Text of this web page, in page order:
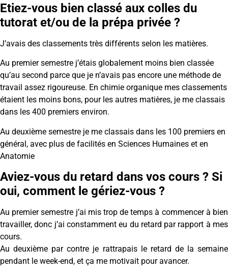
Etiez-vous bien classé aux colles du
tutorat et/ou de la prépa privée ?
J’avais des classements très différents selon les matières.
Au premier semestre j’étais globalement moins bien classée
qu’au second parce que je n’avais pas encore une méthode de
travail assez rigoureuse. En chimie organique mes classements
étaient les moins bons, pour les autres matières, je me classais
dans les 400 premiers environ.
Au deuxième semestre je me classais dans les 100 premiers en
général, avec plus de facilités en Sciences Humaines et en
Anatomie
Aviez-vous du retard dans vos cours ? Si
oui, comment le gériez-vous ?
Au premier semestre j’ai mis trop de temps à commencer à bien
travailler, donc j’ai constamment eu du retard par rapport à mes
cours.
Au deuxième par contre je rattrapais le retard de la semaine
pendant le week-end, et ça me motivait pour avancer.